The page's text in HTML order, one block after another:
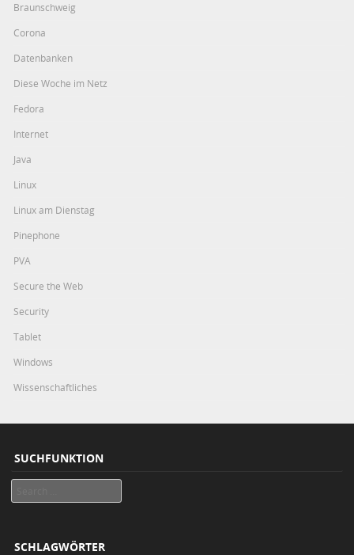
Braunschweig
Corona
Datenbanken
Diese Woche im Netz
Fedora
Internet
Java
Linux
Linux am Dienstag
Pinephone
PVA
Secure the Web
Security
Tablet
Windows
Wissenschaftliches
SUCHFUNKTION
SCHLAGWÖRTER